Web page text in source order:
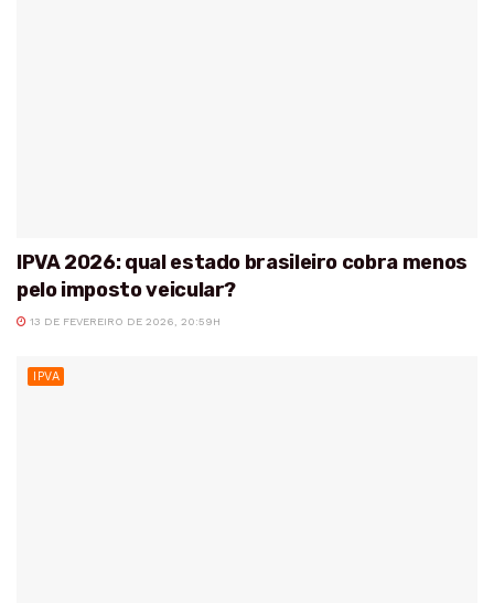
IPVA 2026: qual estado brasileiro cobra menos
pelo imposto veicular?
13 DE FEVEREIRO DE 2026, 20:59H
IPVA